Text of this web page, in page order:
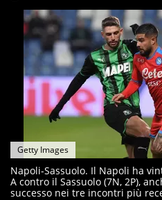
Getty Images
Napoli-Sassuolo. Il Napoli ha
A contro il Sassuolo (7N, 2P),
successo nei tre incontri più